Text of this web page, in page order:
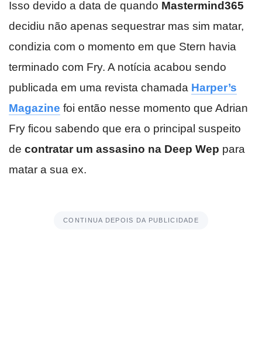
Isso devido a data de quando Mastermind365
decidiu não apenas sequestrar mas sim matar,
condizia com o momento em que Stern havia
terminado com Fry. A notícia acabou sendo
publicada em uma revista chamada Harper’s
Magazine foi então nesse momento que Adrian
Fry ficou sabendo que era o principal suspeito
de contratar um assasino na Deep Wep para
matar a sua ex.
CONTINUA DEPOIS DA PUBLICIDADE